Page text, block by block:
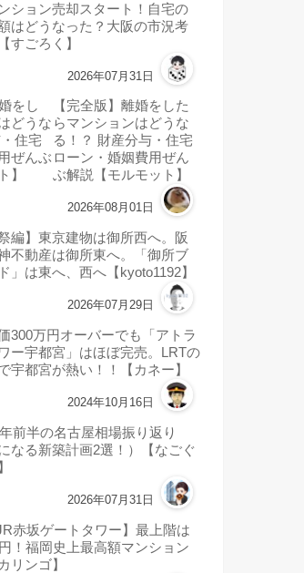
ション売却スタート！自宅の
はどうなった？大阪の市況考
すごろく】
2026年07月31日
【完全版】離婚をした
らマンションはどうな
る！？ 財産分与・住宅
ローン・婚姻費用ぜん
ぶ解説【モルモット】
2026年08月01日
祭編】東京建物は御所西へ。阪
不動産は御所東へ。「御所ブ
」は東へ、西へ【kyoto1192】
2026年07月29日
300万円オーバーでも「アトラ
ー宇都宮」はほぼ完売。LRTの
宇都宮が熱い！！【カネー】
2024年10月16日
前半の名古屋相場振り返り
になる新築計画2選！）【なごぐ
2026年07月31日
赤坂ゲートタワー】最上階は
！福岡史上最高額マンション
リンゴ】